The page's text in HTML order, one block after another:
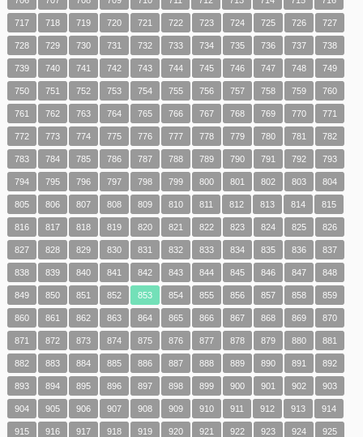
717 718 719 720 721 722 723 724 725 726 727
728 729 730 731 732 733 734 735 736 737 738
739 740 741 742 743 744 745 746 747 748 749
750 751 752 753 754 755 756 757 758 759 760
761 762 763 764 765 766 767 768 769 770 771
772 773 774 775 776 777 778 779 780 781 782
783 784 785 786 787 788 789 790 791 792 793
794 795 796 797 798 799 800 801 802 803 804
805 806 807 808 809 810 811 812 813 814 815
816 817 818 819 820 821 822 823 824 825 826
827 828 829 830 831 832 833 834 835 836 837
838 839 840 841 842 843 844 845 846 847 848
849 850 851 852 853 854 855 856 857 858 859
860 861 862 863 864 865 866 867 868 869 870
871 872 873 874 875 876 877 878 879 880 881
882 883 884 885 886 887 888 889 890 891 892
893 894 895 896 897 898 899 900 901 902 903
904 905 906 907 908 909 910 911 912 913 914
915 916 917 918 919 920 921 922 923 924 925